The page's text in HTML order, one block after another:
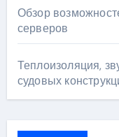
Обзор
серверов
Теплоизоляция,
судовых